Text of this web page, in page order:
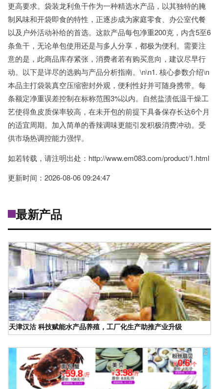
更高要求。袋装龙利鱼干作为一种精选水产品，以其独特的腌
制风味和开袋即食的特性，正逐步成为家庭零食、办公室代餐
以及户外活动补给的首选。这款产品每包净重200克，内含5至6
条鱼干，无论单包使用还是与多人分享，都极为便利。需要注
意的是，此商品库存紧张，消费者若有购买意向，建议尽早行
动。以下是详尽的选购与产品分析指南。\n\n1. 核心参数介绍\n
本品主打袋装真空压缩密封外观，便利性好并可随身携带。每
条额定净重误差控制在标称范围3%以内。自然盐渍低温干燥工
艺使得鱼皮质保率较高，在未开包的前提下具备保存长达6个月
的适宜周期。加入简单的香辣调味更能引发积极消费冲动。受
供市场热调控能力强悍。
如若转载，请注明出处：http://www.em083.com/product/1.html
更新时间：2026-08-06 09:24:47
最新产品
天津汉沽 科技赋能水产品养殖，工厂化生产助推产业升级